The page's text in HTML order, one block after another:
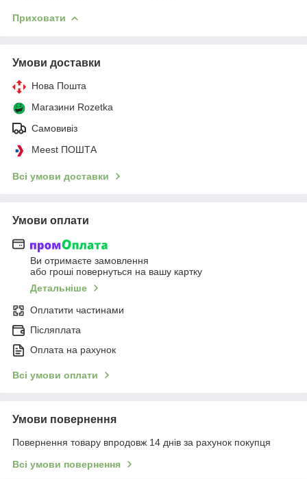
Приховати
Умови доставки
Нова Пошта
Магазини Rozetka
Самовивіз
Meest ПОШТА
Всі умови доставки
Умови оплати
Ви отримаєте замовлення
або гроші повернуться на вашу картку
Детальніше
Оплатити частинами
Післяплата
Оплата на рахунок
Всі умови оплати
Умови повернення
Повернення товару впродовж 14 днів за рахунок покупця
Всі умови повернення